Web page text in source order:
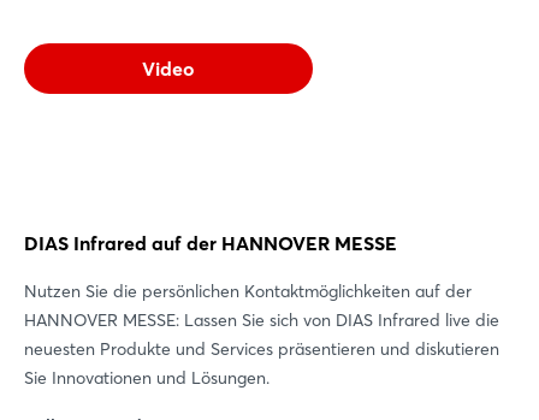
Video
DIAS Infrared auf der HANNOVER MESSE
Nutzen Sie die persönlichen Kontaktmöglichkeiten auf der
HANNOVER MESSE: Lassen Sie sich von DIAS Infrared live die
neuesten Produkte und Services präsentieren und diskutieren
Sie Innovationen und Lösungen.
Einloggen